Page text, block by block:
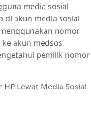
media sosial
di akun media sosial
nomor
akun medsos
pemilik nomor
Lewat Media Sosial